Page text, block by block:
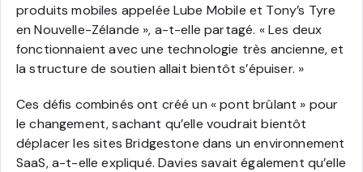
produits mobiles appelée Lube Mobile et Tony’s Tyre
en Nouvelle-Zélande », a-t-elle partagé. « Les deux
fonctionnaient avec une technologie très ancienne, et
la structure de soutien allait bientôt s’épuiser. »
Ces défis combinés ont créé un « pont brûlant » pour
le changement, sachant qu’elle voudrait bientôt
déplacer les sites Bridgestone dans un environnement
SaaS, a-t-elle expliqué. Davies savait également qu’elle